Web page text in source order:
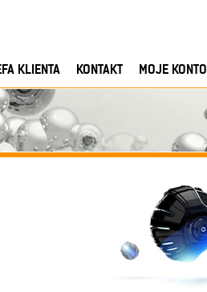
KLIENTA KONTAKT MOJE KONTO